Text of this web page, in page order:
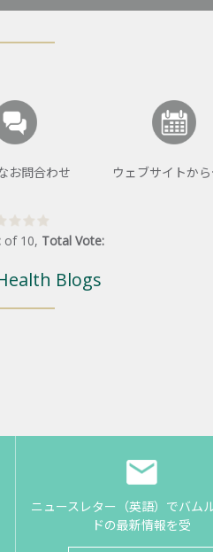
お問合わせ ウェブサイトか
of 10, Total Vote:
Blogs
ニュースレター（英語）でバム
ドの最新情報を受